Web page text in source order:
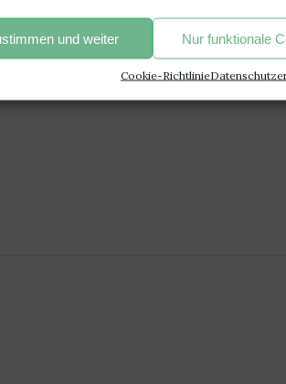
und weiter Nur funktionale
Cookie-Richtlinie
Ende so als Ende gefällt oder ich lieber
nicht, habe ich euch neugierig gemacht?